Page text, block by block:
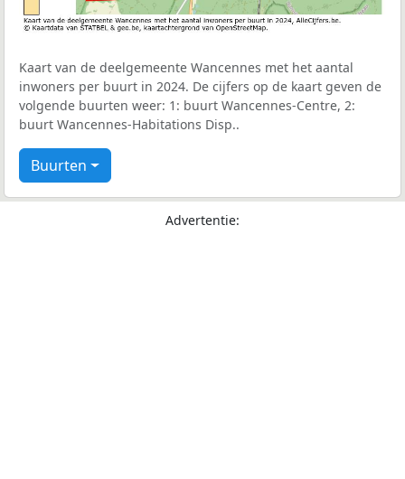
Kaart van de deelgemeente Wancennes met het aantal
inwoners per buurt in 2024. De cijfers op de kaart geven de
volgende buurten weer: 1: buurt Wancennes-Centre, 2:
buurt Wancennes-Habitations Disp..
Buurten
Advertentie: